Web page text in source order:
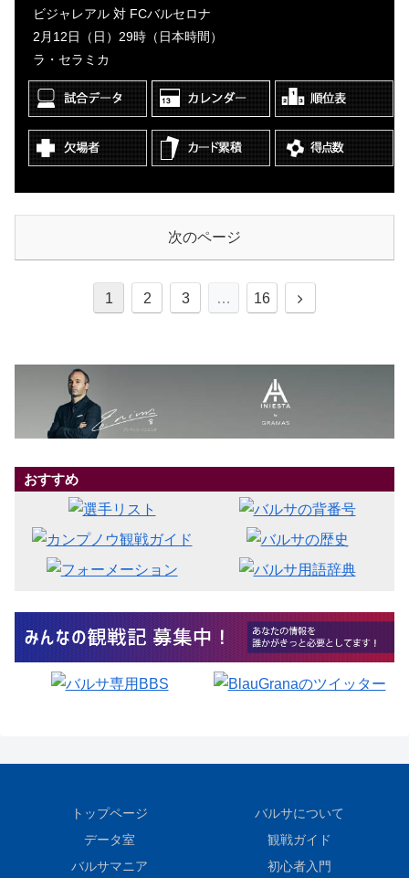
ビジャレアル 対 FCバルセロナ
2月12日（日）29時（日本時間）
ラ・セラミカ
次のページ
1 2 3 … 16
おすすめ
トップページ
バルサについて
データ室
観戦ガイド
バルサマニア
初心者入門